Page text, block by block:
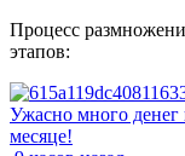
Процесс
этапов:
Ужасно много денег
месяце!